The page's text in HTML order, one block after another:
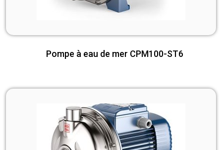
Pompe à eau de mer CPM100-ST6